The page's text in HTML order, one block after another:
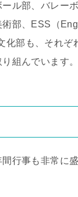
ル部、バレー
術部、ESS（
化部も、それぞ
組んでいます。
行事も非常に